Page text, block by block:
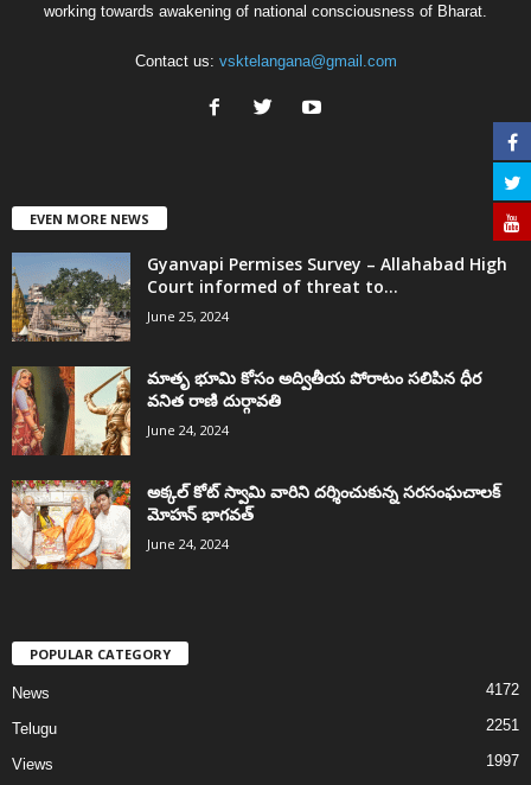
working towards awakening of national consciousness of Bharat.
Contact us: vsktelangana@gmail.com
EVEN MORE NEWS
Gyanvapi Permises Survey – Allahabad High
Court informed of threat to...
June 25, 2024
మాతృ భూమి కోసం అద్వితీయ పోరాటం సలిపిన ధీర
వనిత రాణి దుర్గావతి
June 24, 2024
అక్కల్‌ కోట్‌ స్వామి వారిని దర్శించుకున్న సరసంఘచాలక్
మోహన్ భాగవత్
June 24, 2024
POPULAR CATEGORY
News 4172
Telugu 2251
Views 1997